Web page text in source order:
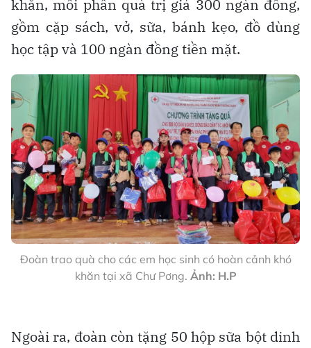
khăn, mỗi phần quà trị giá 300 ngàn đồng,
gồm cặp sách, vở, sữa, bánh kẹo, đồ dùng
học tập và 100 ngàn đồng tiền mặt.
Đoàn trao quà cho các em học sinh có hoàn cảnh khó
khăn tại xã Chư Pơng. Ảnh: H.P
Ngoài ra, đoàn còn tặng 50 hộp sữa bột dinh